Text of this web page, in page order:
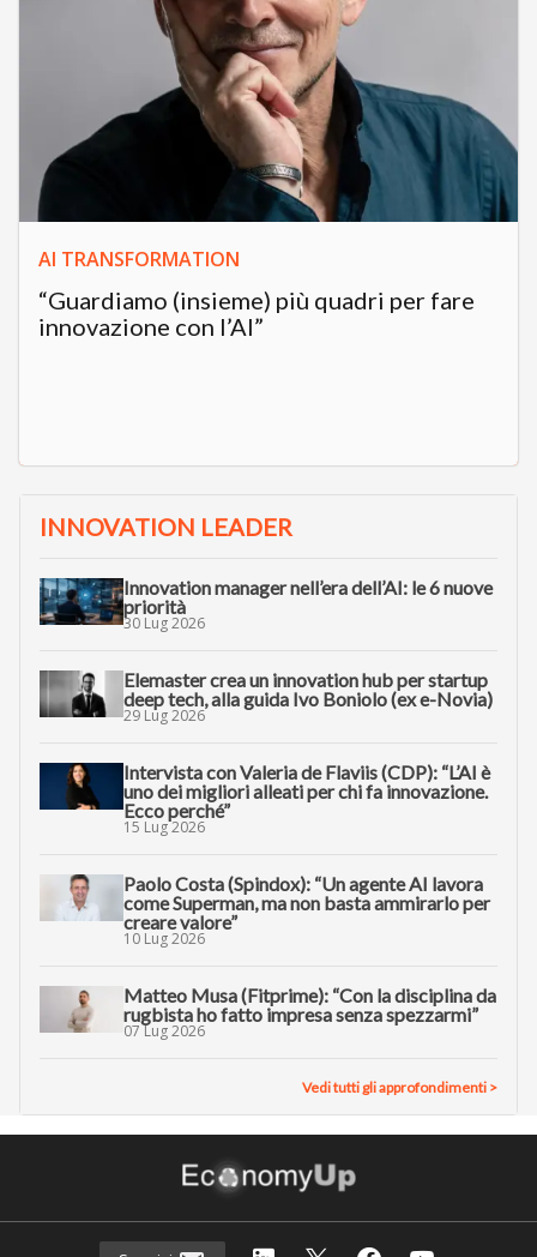
AI TRANSFORMATION
“Guardiamo (insieme) più quadri per fare
innovazione con l’AI”
INNOVATION LEADER
Innovation manager nell’era dell’AI: le 6 nuove
priorità
30 Lug 2026
Elemaster crea un innovation hub per startup
deep tech, alla guida Ivo Boniolo (ex e-Novia)
29 Lug 2026
Intervista con Valeria de Flaviis (CDP): “L’AI è
uno dei migliori alleati per chi fa innovazione.
Ecco perché”
15 Lug 2026
Paolo Costa (Spindox): “Un agente AI lavora
come Superman, ma non basta ammirarlo per
creare valore”
10 Lug 2026
Matteo Musa (Fitprime): “Con la disciplina da
rugbista ho fatto impresa senza spezzarmi”
07 Lug 2026
Vedi tutti gli approfondimenti >